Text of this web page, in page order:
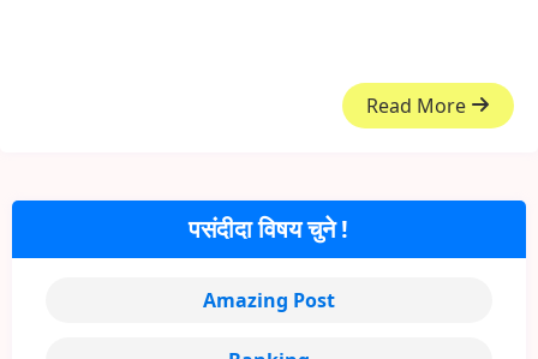
Read More
पसंदीदा विषय चुने !
Amazing Post